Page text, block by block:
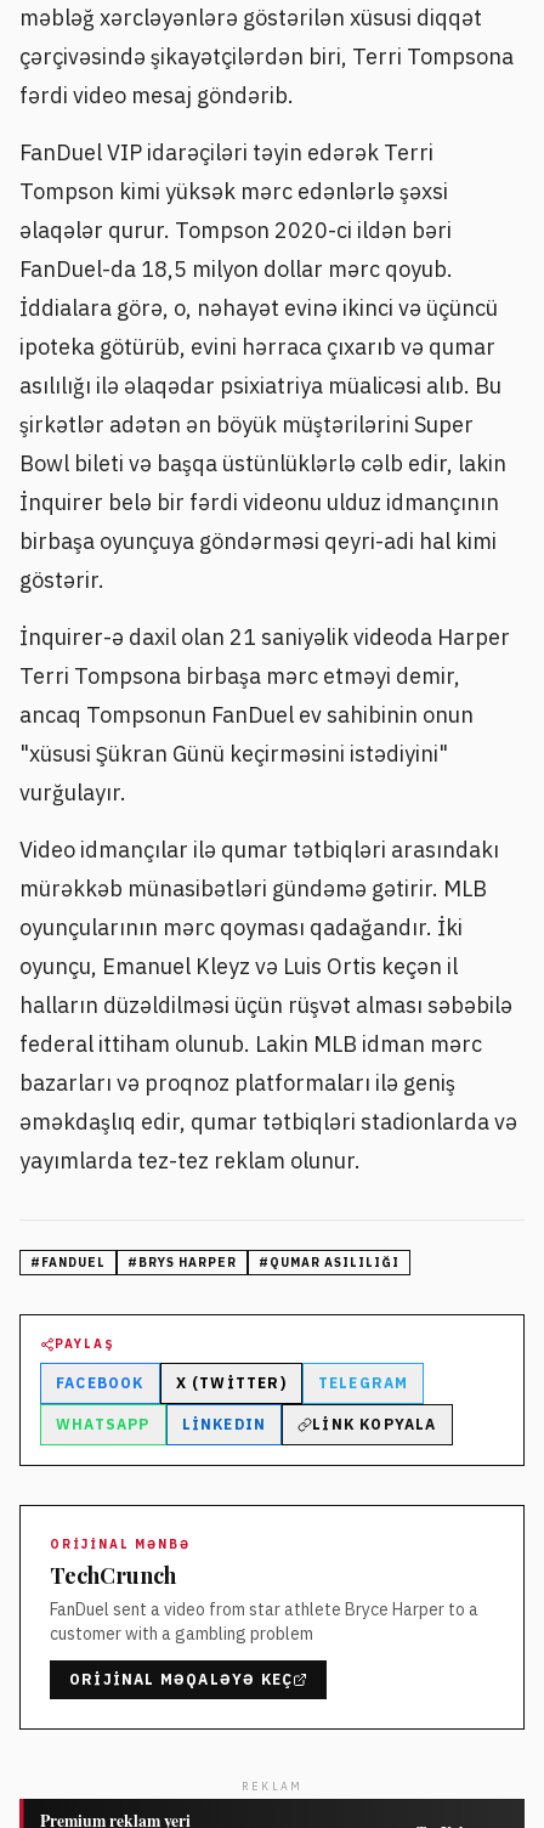
məbləğ xərcləyənlərə göstərilən xüsusi diqqət
çərçivəsində şikayətçilərdən biri, Terri Tompsona
fərdi video mesaj göndərib.
FanDuel VIP idarəçiləri təyin edərək Terri
Tompson kimi yüksək mərc edənlərlə şəxsi
əlaqələr qurur. Tompson 2020-ci ildən bəri
FanDuel-da 18,5 milyon dollar mərc qoyub.
İddialara görə, o, nəhayət evinə ikinci və üçüncü
ipoteka götürüb, evini hərraca çıxarıb və qumar
asılılığı ilə əlaqədar psixiatriya müalicəsi alıb. Bu
şirkətlər adətən ən böyük müştərilərini Super
Bowl bileti və başqa üstünlüklərlə cəlb edir, lakin
İnquirer belə bir fərdi videonu ulduz idmançının
birbaşa oyunçuya göndərməsi qeyri-adi hal kimi
göstərir.
İnquirer-ə daxil olan 21 saniyəlik videoda Harper
Terri Tompsona birbaşa mərc etməyi demir,
ancaq Tompsonun FanDuel ev sahibinin onun
"xüsusi Şükran Günü keçirməsini istədiyini"
vurğulayır.
Video idmançılar ilə qumar tətbiqləri arasındakı
mürəkkəb münasibətləri gündəmə gətirir. MLB
oyunçularının mərc qoyması qadağandır. İki
oyunçu, Emanuel Kleyz və Luis Ortis keçən il
halların düzəldilməsi üçün rüşvət alması səbəbilə
federal ittiham olunub. Lakin MLB idman mərc
bazarları və proqnoz platformaları ilə geniş
əməkdaşlıq edir, qumar tətbiqləri stadionlarda və
yayımlarda tez-tez reklam olunur.
# FANDUEL # BRYS HARPER # QUMAR ASILILIĞI
PAYLAŞ
FACEBOOK X (TWITTER) TELEGRAM
WHATSAPP LINKEDIN LINK KOPYALA
ORIJINAL MƏNBƏ
TechCrunch
FanDuel sent a video from star athlete Bryce Harper to a
customer with a gambling problem
ORIJINAL MƏQALƏYƏ KEÇ
REKLAM